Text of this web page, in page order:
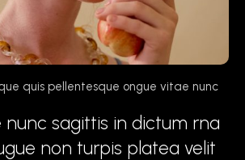
quis pellentesque ongue vitae nunc
nunc sagittis in dictum rna
non turpis platea velit